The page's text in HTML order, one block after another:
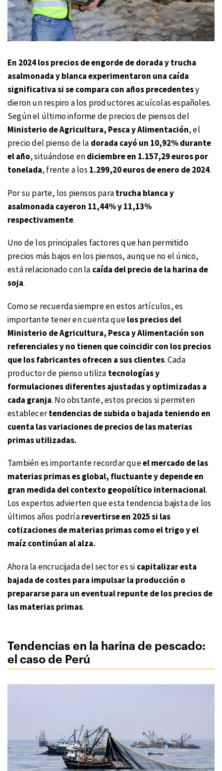
En 2024 los precios de engorde de dorada y trucha
asalmonada y blanca experimentaron una caída
significativa si se compara con años precedentesy
dieron un respiro a los productores acuícolas españoles.
Según el último informe de precios de piensos del
Ministerio de Agricultura, Pesca y Alimentación, el
precio del pienso de la dorada cayó un 10,92% durante
el año, situándose endiciembre en 1.157,29 euros por
tonelada, frente a los 1.299,20 euros de enero de 2024.
Por su parte, los piensos paratrucha blanca y
asalmonada cayeron 11,44% y 11,13%
respectivamente.
Uno de los principales factores que han permitido
precios más bajos en los piensos, aunque no el único,
está relacionado con la caída del precio de la harina de
soja.
Como se recuerda siempre en estos artículos, es
importante tener en cuenta quelos precios del
Ministerio de Agricultura, Pesca y Alimentación son
referenciales y no tienen que coincidir con los precios
que los fabricantes ofrecen a sus clientes. Cada
productor de pienso utiliza tecnologías y
formulaciones diferentes ajustadas y optimizadas a
cada granja. No obstante, estos precios si permiten
establecertendencias de subida o bajada teniendo en
cuenta las variaciones de precios de las materias
primas utilizadas.
También es importante recordar queel mercado de las
materias primas es global, fluctuante y depende en
gran medida del contexto geopolítico internacional.
Los expertos advierten que esta tendencia bajista de los
últimos años podríarevertirse en 2025 si las
cotizaciones de materias primas como el trigo y el
maíz continúan al alza.
Ahora la encrucijada del sector es si capitalizar esta
bajada de costes para impulsar la producción o
prepararse para un eventual repunte de los precios de
las materias primas.
Tendencias en la harina de pescado:
el caso de Perú